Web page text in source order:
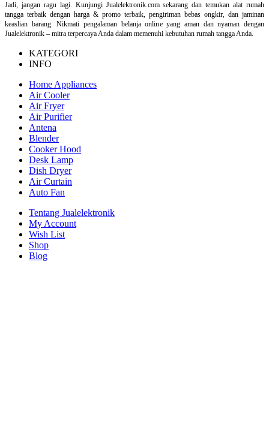
Jadi, jangan ragu lagi. Kunjungi Jualelektronik.com sekarang dan temukan alat rumah
tangga terbaik dengan harga & promo terbaik, pengiriman bebas ongkir, dan jaminan
keaslian barang. Nikmati pengalaman belanja online yang aman dan nyaman dengan
Jualelektronik – mitra terpercaya Anda dalam memenuhi kebutuhan rumah tangga Anda.
KATEGORI
INFO
Home Appliances
Air Cooler
Air Fryer
Air Purifier
Antena
Blender
Cooker Hood
Desk Lamp
Dish Dryer
Air Curtain
Auto Fan
Tentang Jualelektronik
My Account
Wish List
Shop
Blog